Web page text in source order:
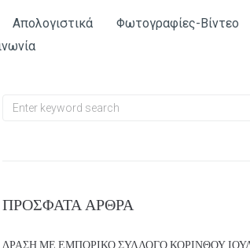
Απολογιστικά
Φωτογραφίες-Βίντεο
ΠΡΌΣΦΑΤΑ ΆΡΘΡΑ
ΔΡΑΣΗ ΜΕ ΕΜΠΟΡΙΚΟ ΣΥΛΛΟΓΟ ΚΟΡΙΝΘΟΥ